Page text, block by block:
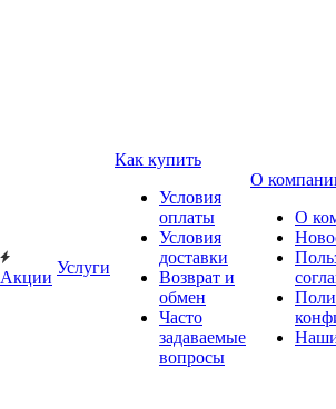
Акции
Услуги
Как купить
Условия
оплаты
Условия
доставки
Возврат и
обмен
Часто
задаваемые
вопросы
О
О